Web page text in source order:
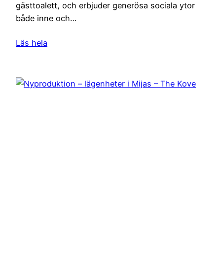
gästtoalett, och erbjuder generösa sociala ytor
både inne och…
Läs hela